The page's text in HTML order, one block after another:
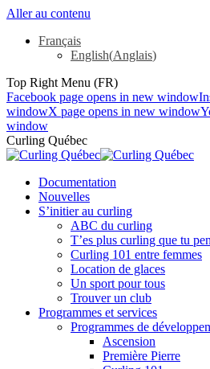
Aller au contenu
Français
English(Anglais)
Top Right Menu (FR)
Facebook page opens in new window
windowX page opens in new window
window
Curling Québec
Documentation
Nouvelles
S’initier au curling
ABC du curling
T’es plus curling que tu
Curling 101 entre femmes
Location de glaces
Un sport pour tous
Trouver un club
Programmes et services
Programmes de
Ascension
Première Pierre